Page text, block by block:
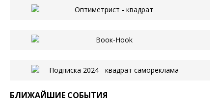
БЛИЖАЙШИЕ СОБЫТИЯ